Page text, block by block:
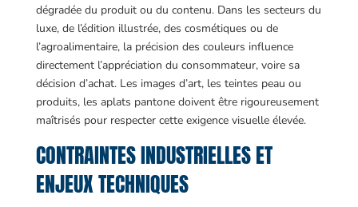
dégradée du produit ou du contenu. Dans les secteurs du
luxe, de l’édition illustrée, des cosmétiques ou de
l’agroalimentaire, la précision des couleurs influence
directement l’appréciation du consommateur, voire sa
décision d’achat. Les images d’art, les teintes peau ou
produits, les aplats pantone doivent être rigoureusement
maîtrisés pour respecter cette exigence visuelle élevée.
CONTRAINTES INDUSTRIELLES ET
ENJEUX TECHNIQUES